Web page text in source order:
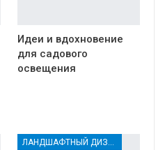
Идеи и вдохновение
для садового
освещения
ЛАНДШАФТНЫЙ ДИЗАЙН